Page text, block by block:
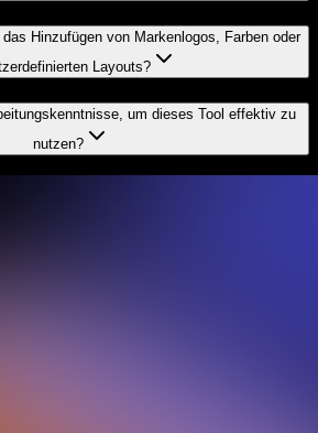
Hinzufügen von Markenlogos, Farben oder
Layouts?
um dieses Tool effektiv zu
nutzen?